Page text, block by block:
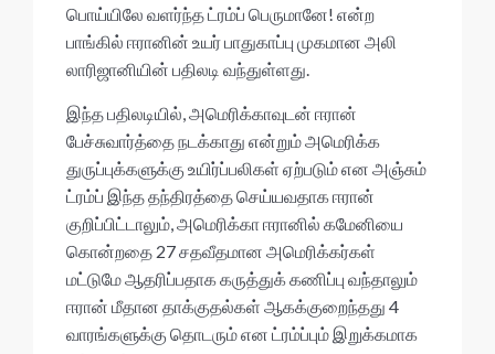
பொய்யிலே வளர்ந்த ட்ரம்ப் பெருமானே! என்ற
பாங்கில் ஈரானின் உயர் பாதுகாப்பு முகமான அலி
லாரிஜானியின் பதிலடி வந்துள்ளது.
இந்த பதிலடியில், அமெரிக்காவுடன் ஈரான்
பேச்சுவார்த்தை நடக்காது என்றும் அமெரிக்க
துருப்புக்களுக்கு உயிர்ப்பலிகள் ஏற்படும் என அஞ்சும்
ட்ரம்ப் இந்த தந்திரத்தை செய்யவதாக ஈரான்
குறிப்பிட்டாலும், அமெரிக்கா ஈரானில் கமேனியை
கொன்றதை 27 சதவீதமான அமெரிக்கர்கள்
மட்டுமே ஆதரிப்பதாக கருத்துக் கணிப்பு வந்தாலும்
ஈரான் மீதான தாக்குதல்கள் ஆகக்குறைந்தது 4
வாரங்களுக்கு தொடரும் என ட்ரம்ப்பும் இறுக்கமாக